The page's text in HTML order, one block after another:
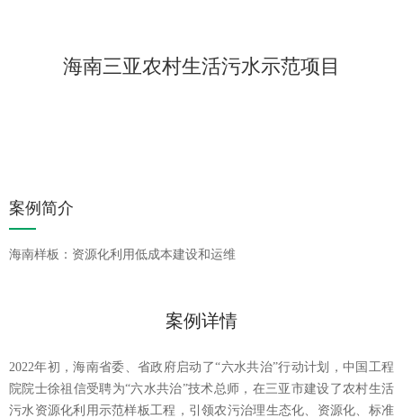
海南三亚农村生活污水示范项目
案例简介
海南样板：资源化利用低成本建设和运维
案例详情
2022年初，海南省委、省政府启动了“六水共治”行动计划，中国工程
院院士徐祖信受聘为“六水共治”技术总师，在三亚市建设了农村生活
污水资源化利用示范样板工程，引领农污治理生态化、资源化、标准